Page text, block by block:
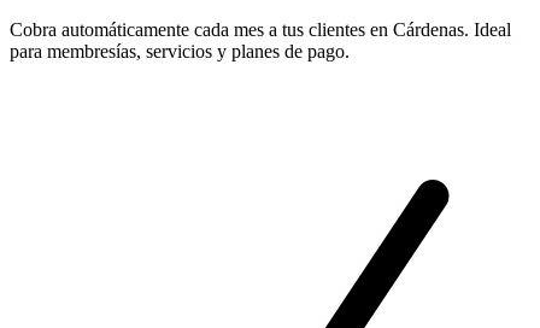
Cobra automáticamente cada mes a tus clientes en Cárdenas. Ideal
para membresías, servicios y planes de pago.